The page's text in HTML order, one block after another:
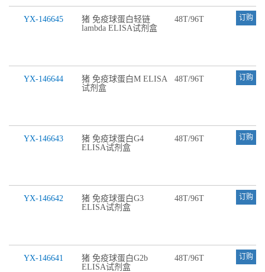
YX-146645
猪 免疫球蛋白轻链
lambda ELISA试剂盒
48T/96T 订购
YX-146644
猪 免疫球蛋白M ELISA
试剂盒
48T/96T 订购
YX-146643
猪 免疫球蛋白G4
ELISA试剂盒
48T/96T 订购
YX-146642
猪 免疫球蛋白G3
ELISA试剂盒
48T/96T 订购
YX-146641
猪 免疫球蛋白G2b
ELISA试剂盒
48T/96T 订购